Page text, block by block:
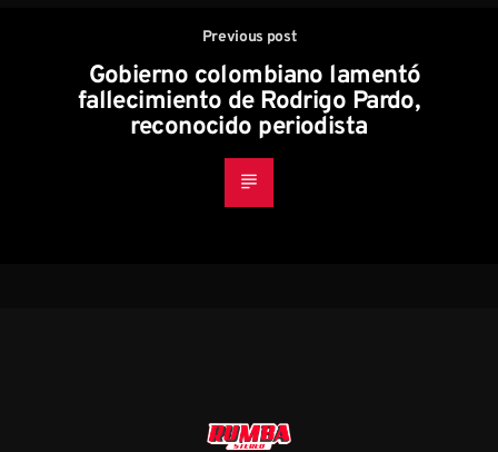
Previous post
Gobierno colombiano lamentó
fallecimiento de Rodrigo Pardo,
reconocido periodista